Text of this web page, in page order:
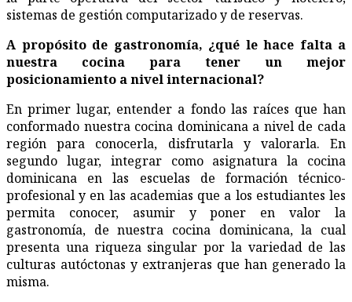
sistemas de gestión computarizado y de reservas.
A propósito de gastronomía, ¿qué le hace falta a
nuestra cocina para tener un mejor
posicionamiento a nivel internacional?
En primer lugar, entender a fondo las raíces que han
conformado nuestra cocina dominicana a nivel de cada
región para conocerla, disfrutarla y valorarla. En
segundo lugar, integrar como asignatura la cocina
dominicana en las escuelas de formación técnico-
profesional y en las academias que a los estudiantes les
permita conocer, asumir y poner en valor la
gastronomía, de nuestra cocina dominicana, la cual
presenta una riqueza singular por la variedad de las
culturas autóctonas y extranjeras que han generado la
misma.